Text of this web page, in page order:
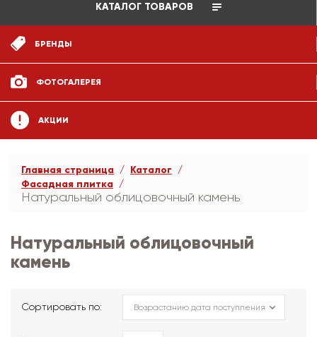
КАТАЛОГ ТОВАРОВ
БРЕНДЫ
ФОТОГАЛЕРЕЯ
АКЦИИ
Главная страница
Каталог
Фасадная плитка
Натуральный облицовочный камень
Натуральный облицовочный
камень
Сортировать по: